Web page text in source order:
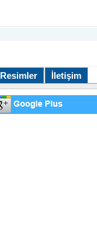
Resimler İletişim